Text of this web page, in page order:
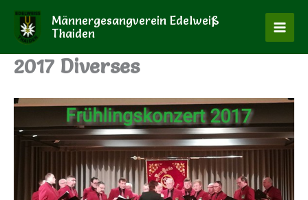
Inhalt
springen
Männergesangverein Edelweiß
Thaiden
2017 Diverses